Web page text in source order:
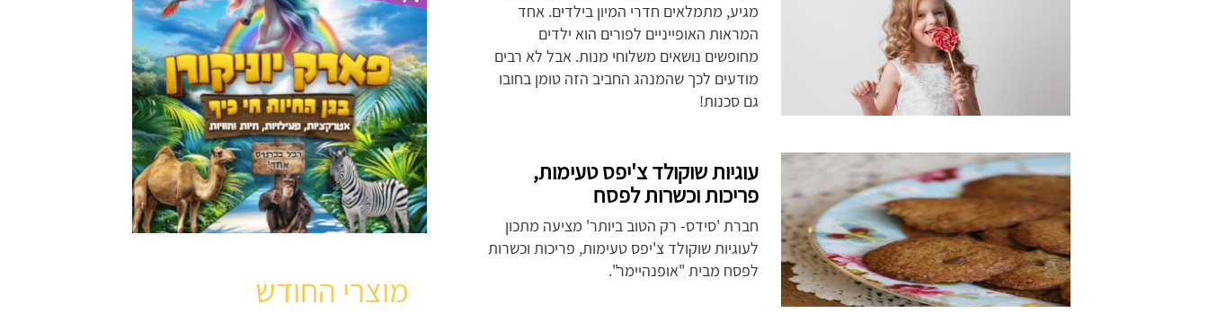
מגיע, מתמלאים חדרי המיון בילדים. אחד
המראות האופייניים לפורים הוא ילדים
מחופשים נושאים משלוחי מנות. אבל לא רבים
מודעים לכך שהמנהג החביב הזה טומן בחובו
גם סכנות!
עוגיות שוקולד צ'יפס טעימות,
פריכות וכשרות לפסח
חברת 'סידס- רק הטוב ביותר' מציעה מתכון
לעוגיות שוקולד צ'יפס טעימות, פריכות וכשרות
לפסח מבית "אופנהיימר".
מוצרי החודש